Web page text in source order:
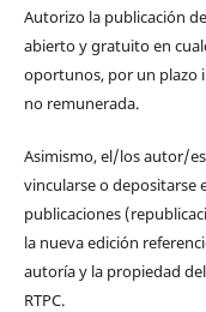
Autorizo la publicación
abierto y gratuito en
oportunos, por un plazo
no remunerada.
Asimismo, el/los autor/
vincularse o depositarse
publicaciones
la nueva edición
autoría y la propiedad
RTPC.